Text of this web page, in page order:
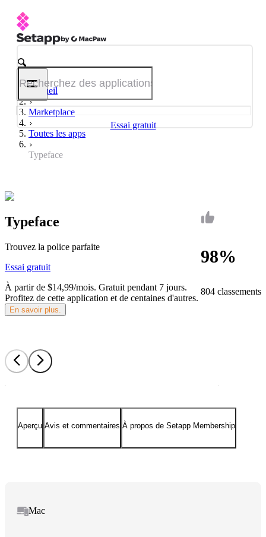
Essai gratuit
Accueil
Marketplace
Toutes les apps
Typeface
98%
804 classements
Typeface
Trouvez la police parfaite
Essai gratuit
À partir de $14,99/mois. Gratuit pendant 7 jours.
Profitez de cette application et de centaines d'autres.
En savoir plus.
Aperçu Avis et commentaires À propos de Setapp Membership
Mac